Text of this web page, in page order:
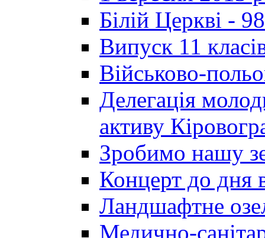
Білій Церкві -
Випуск 11
Військово-
Делегація
активу
Зробимо нашу
Концерт до дня
Ландшафтне
Медично-